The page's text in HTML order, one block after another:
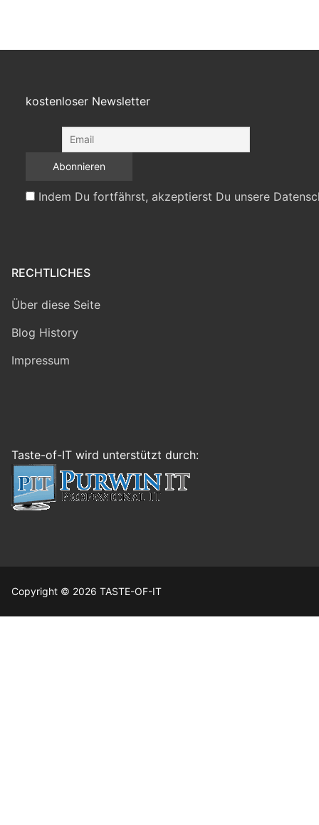
kostenloser Newsletter
Indem Du fortfährst, akzeptierst Du unsere
RECHTLICHES
Über diese Seite
Blog History
Impressum
Taste-of-IT wird unterstützt durch:
Copyright © 2026 TASTE-OF-IT